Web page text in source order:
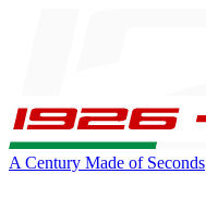
A Century Made of Seconds